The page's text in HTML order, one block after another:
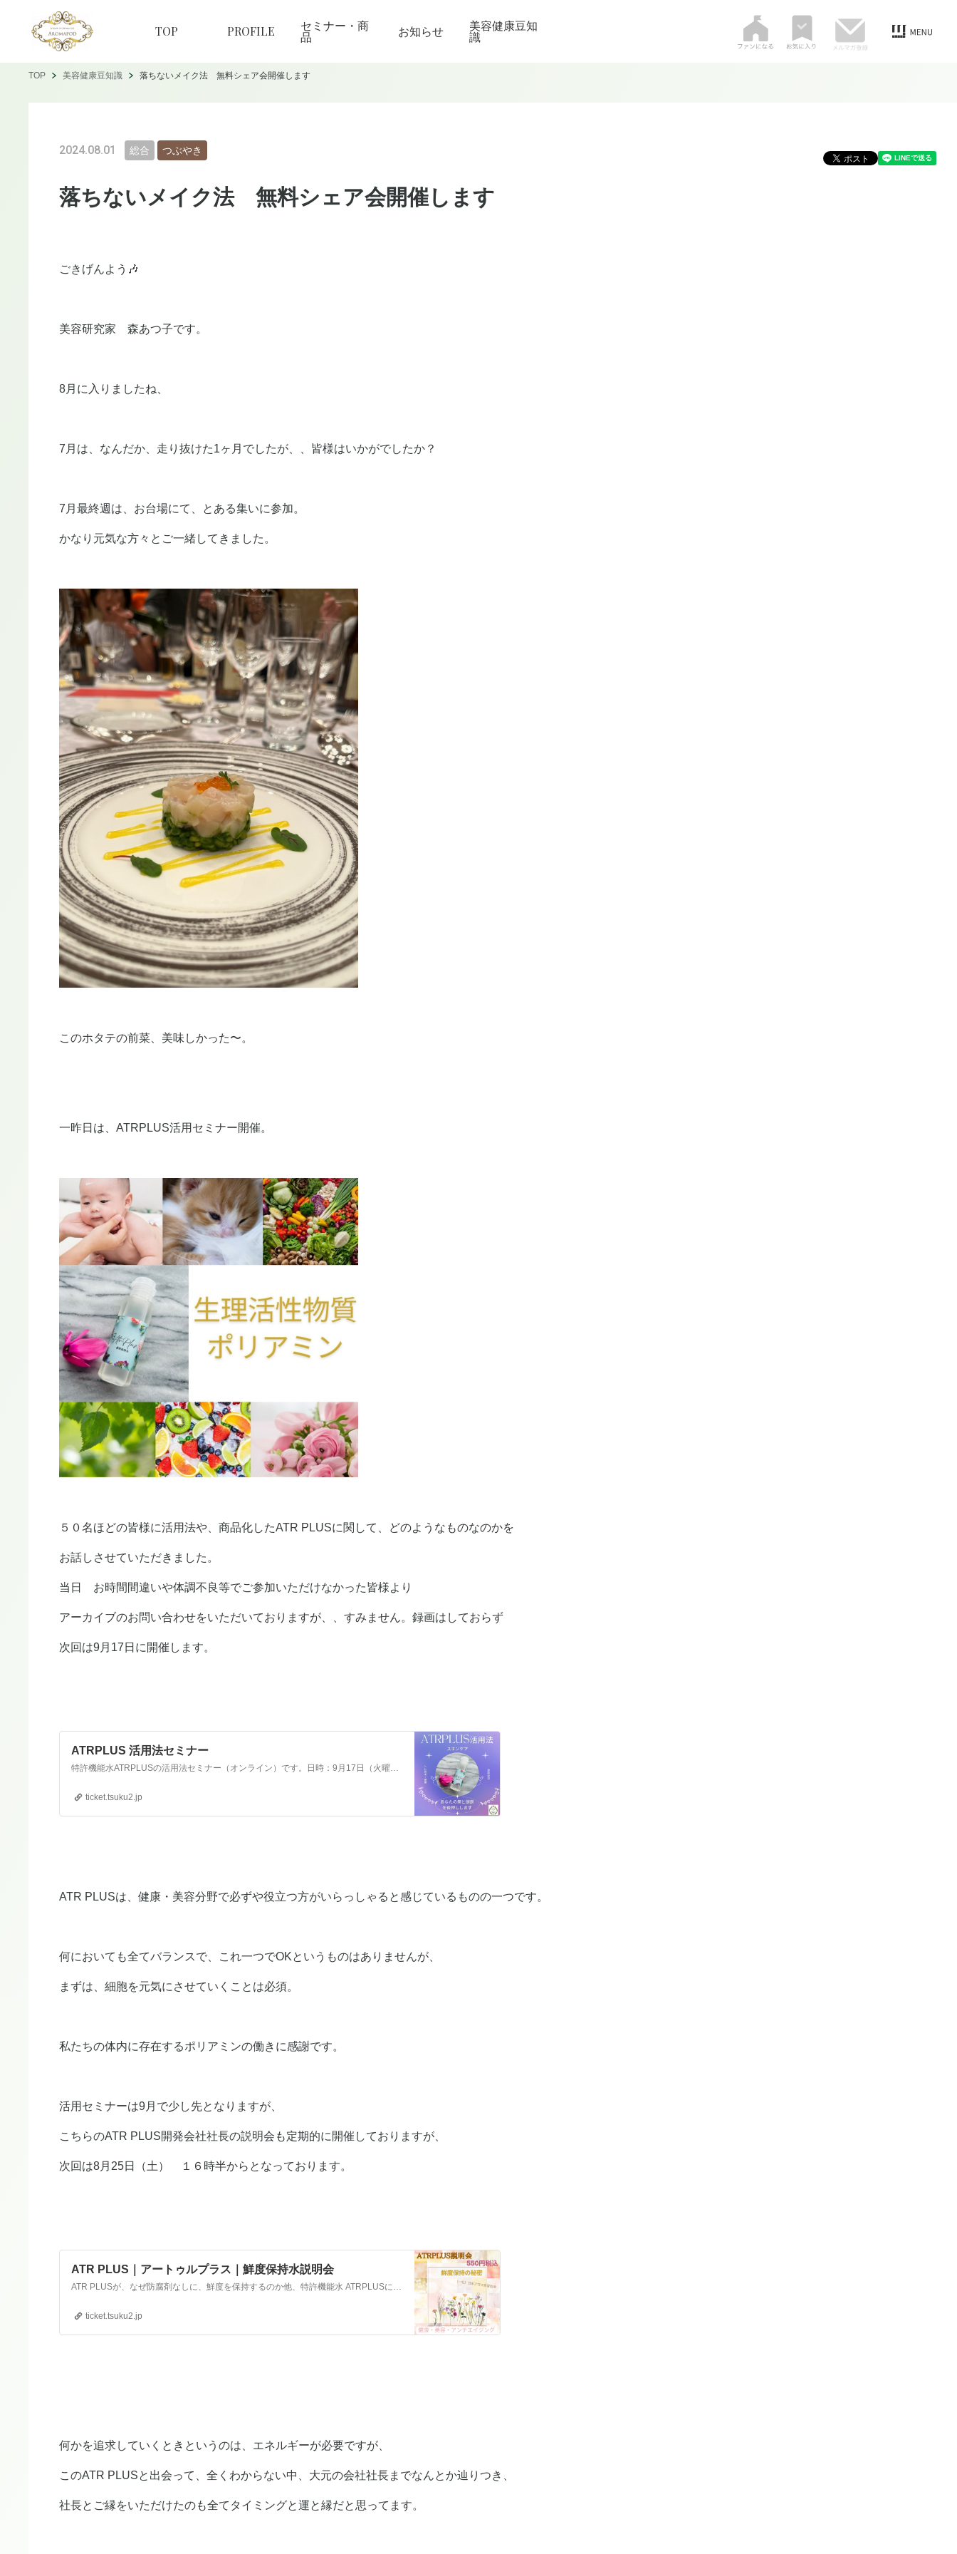
TOP PROFILE セミナー・商
品 お知らせ 美容健康豆知
識
TOP 美容健康豆知識 落ちないメイク法 無料シェア会開催します
2024.08.01 総合 つぶやき
落ちないメイク法 無料シェア会開催します
ごきげんよう🎶
美容研究家 森あつ子です。
8月に入りましたね、
7月は、なんだか、走り抜けた1ヶ月でしたが、、皆様はいかがでしたか？
7月最終週は、お台場にて、とある集いに参加。
かなり元気な方々とご一緒してきました。
このホタテの前菜、美味しかった〜。
一昨日は、ATRPLUS活用セミナー開催。
５０名ほどの皆様に活用法や、商品化したATR PLUSに関して、どのようなものなのかを
お話しさせていただきました。
当日 お時間間違いや体調不良等でご参加いただけなかった皆様より
アーカイブのお問い合わせをいただいておりますが、、すみません。録画はしておらず
次回は9月17日に開催します。
ATRPLUS 活用法セミナー
特許機能水ATRPLUSの活用法セミナー（オンライン）です。日時：9月17日（火曜日） 20時〜21時参加費：100円講師：日本アロマ蒸留協会 代表理事 森 あつ子 ズームというオンライン配信システムを利用してのセミナーとなります。お申し込みをいただきました方へ、ズームの参加IDとパスワードをメールにてお送りします。ズームにスムーズに参加できるように、スマホ…
ticket.tsuku2.jp
ATR PLUSは、健康・美容分野で必ずや役立つ方がいらっしゃると感じているものの一つです。
何においても全てバランスで、これ一つでOKというものはありませんが、
まずは、細胞を元気にさせていくことは必須。
私たちの体内に存在するポリアミンの働きに感謝です。
活用セミナーは9月で少し先となりますが、
こちらのATR PLUS開発会社社長の説明会も定期的に開催しておりますが、
次回は8月25日（土） １６時半からとなっております。
ATR PLUS｜アートゥルプラス｜鮮度保持水説明会
ATR PLUSが、なぜ防腐剤なしに、鮮度を保持するのか他、特許機能水 ATRPLUSについての説明会です。各月定期開催 2024年８月25日（日） 16時半から18時半 リアル参加・ZOOM参加 お好きな方でご参加いただけます。参加費：550円（税込） ※ZOOMに関しては、お顔出しが必須となります。アーカイブはございません。リアル参加の方は、お申し…
ticket.tsuku2.jp
何かを追求していくときというのは、エネルギーが必要ですが、
このATR PLUSと出会って、全くわからない中、大元の会社社長までなんとか辿りつき、
社長とご縁をいただけたのも全てタイミングと運と縁だと思ってます。